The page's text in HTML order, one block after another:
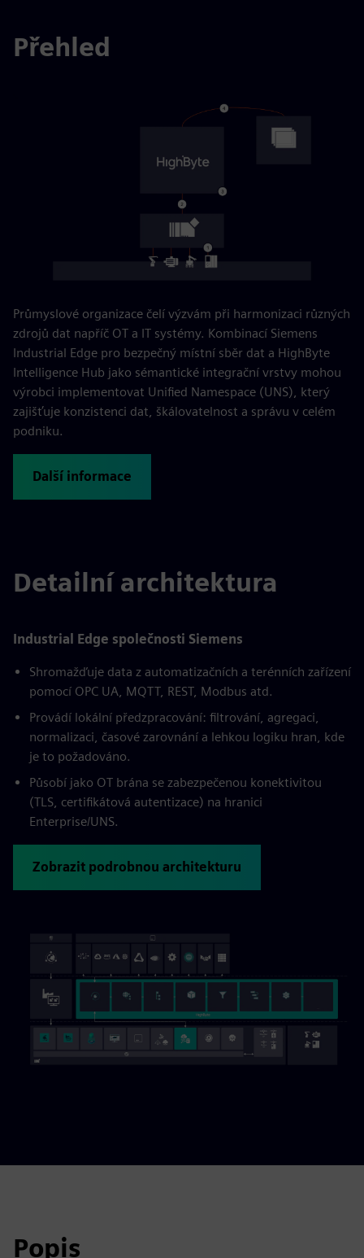
Přehled
Průmyslové organizace čelí výzvám při harmonizaci různých
zdrojů dat napříč OT a IT systémy. Kombinací Siemens
Industrial Edge pro bezpečný místní sběr dat a HighByte
Intelligence Hub jako sémantické integrační vrstvy mohou
výrobci implementovat Unified Namespace (UNS), který
zajišťuje konzistenci dat, škálovatelnost a správu v celém
podniku.
Další informace
Detailní architektura
Industrial Edge společnosti Siemens
Shromažďuje data z automatizačních a terénních zařízení
pomocí OPC UA, MQTT, REST, Modbus atd.
Provádí lokální předzpracování: filtrování, agregaci,
normalizaci, časové zarovnání a lehkou logiku hran, kde
je to požadováno.
Působí jako OT brána se zabezpečenou konektivitou
(TLS, certifikátová autentizace) na hranici
Enterprise/UNS.
Zobrazit podrobnou architekturu
Popis